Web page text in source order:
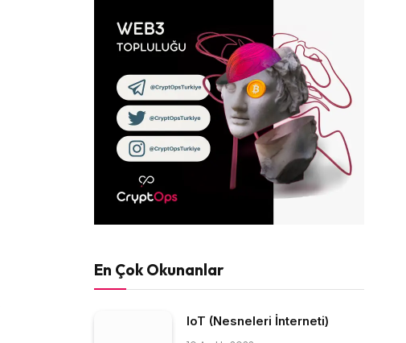
En Çok Okunanlar
IoT (Nesneleri İnterneti)